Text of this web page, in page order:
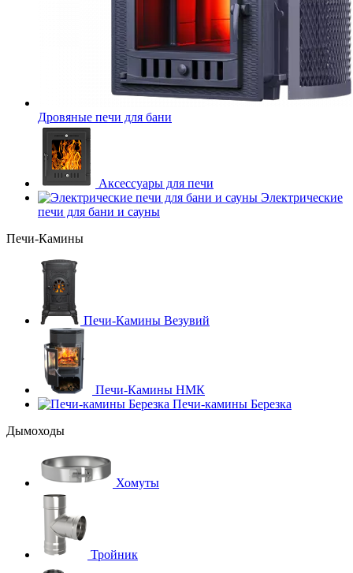
Дровяные печи для бани
Аксессуары для печи
Электрические
печи для бани и сауны
Печи-Камины
Печи-Камины Везувий
Печи-Камины НМК
Печи-камины Березка
Дымоходы
Хомуты
Тройник